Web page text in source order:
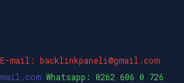
E-mail: backlinkpaneli@gmail.com
Whatsapp: 0262 606 0 726